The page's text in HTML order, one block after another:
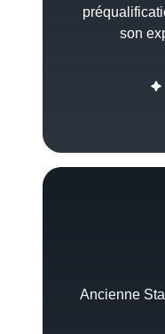
son
Ancienne